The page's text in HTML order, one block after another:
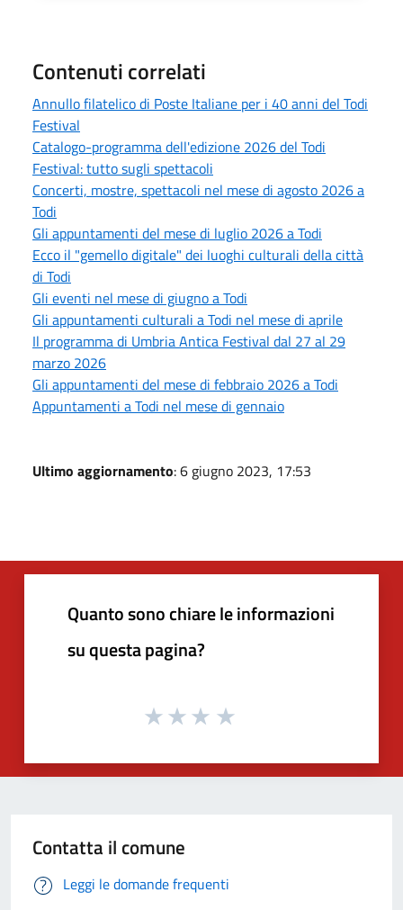
Contenuti correlati
Annullo filatelico di Poste Italiane per i 40 anni del Todi
Festival
Catalogo-programma dell'edizione 2026 del Todi
Festival: tutto sugli spettacoli
Concerti, mostre, spettacoli nel mese di agosto 2026 a
Todi
Gli appuntamenti del mese di luglio 2026 a Todi
Ecco il "gemello digitale" dei luoghi culturali della città
di Todi
Gli eventi nel mese di giugno a Todi
Gli appuntamenti culturali a Todi nel mese di aprile
Il programma di Umbria Antica Festival dal 27 al 29
marzo 2026
Gli appuntamenti del mese di febbraio 2026 a Todi
Appuntamenti a Todi nel mese di gennaio
Ultimo aggiornamento: 6 giugno 2023, 17:53
Quanto sono chiare le informazioni
su questa pagina?
Contatta il comune
Leggi le domande frequenti